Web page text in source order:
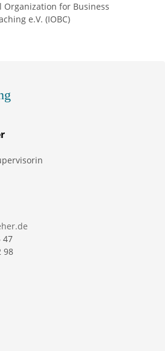
Organization for Business
e.V. (IOBC)
47
98